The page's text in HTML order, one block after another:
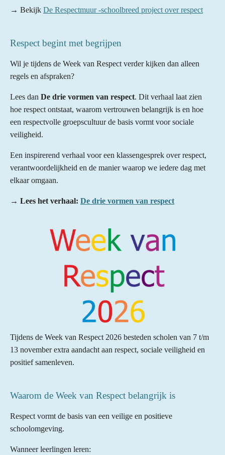
→ Bekijk De Respectmuur -schoolbreed project over respect
Respect begint met begrijpen
Wil je tijdens de Week van Respect verder kijken dan alleen
regels en afspraken?
Lees dan De drie vormen van respect. Dit verhaal laat zien
hoe respect ontstaat, waarom vertrouwen belangrijk is en hoe
een respectvolle groepscultuur de basis vormt voor sociale
veiligheid.
Een inspirerend verhaal voor een klassengesprek over respect,
verantwoordelijkheid en de manier waarop we iedere dag met
elkaar omgaan.
→ Lees het verhaal: De drie vormen van respect
Tijdens de Week van Respect 2026 besteden scholen van 7 t/m
13 november extra aandacht aan respect, sociale veiligheid en
positief samenleven.
Waarom de Week van Respect belangrijk is
Respect vormt de basis van een veilige en positieve
schoolomgeving.
Wanneer leerlingen leren: